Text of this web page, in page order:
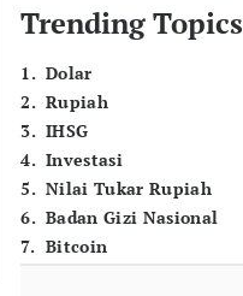
Trending Topics
1. Dolar
2. Rupiah
3. IHSG
4. Investasi
5. Nilai Tukar Rupiah
6. Badan Gizi Nasional
7. Bitcoin